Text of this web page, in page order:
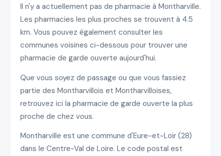
Il n'y a actuellement pas de pharmacie à Montharville.
Les pharmacies les plus proches se trouvent à 4.5
km. Vous pouvez également consulter les
communes voisines ci-dessous pour trouver une
pharmacie de garde ouverte aujourd'hui.
Que vous soyez de passage ou que vous fassiez
partie des Montharvillois et Montharvilloises,
retrouvez ici la pharmacie de garde ouverte la plus
proche de chez vous.
Montharville est une commune d'Eure-et-Loir (28)
dans le Centre-Val de Loire. Le code postal est